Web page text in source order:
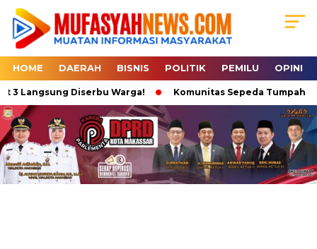
HOME DAERAH BISNIS POLITIK PEMILU OPINI
Langsung Diserbu Warga! Komunitas Sepeda Tumpah